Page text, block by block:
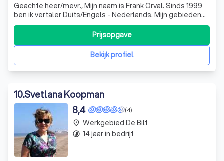
Geachte heer/mevr., Mijn naam is Frank Orval. Sinds 1999
ben ik vertaler Duits/Engels - Nederlands. Mijn gebieden
zijn Technisch, Algemeen, Marketing. Ook werk ik met de
Bekijk profiel
Prijsopgave
10.Svetlana Koopman
(4)
8,4
place Werkgebied De Bilt
timelapse 14 jaar in bedrijf